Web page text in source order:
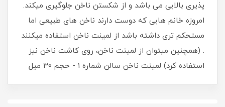
پذیری بالایی می باشد و از شکستن ناخن جلوگیری میکند.
امروزه خانم هایی که دوست دارند ناخن های طبیعی اما
مستحکم تری داشته باشد از لمینت ناخن استفاده میکنند
. (همچنین میتوان از لمینت ناخن، روی کاشت ناخن نیز
استفاده کرد) لمینت ناخن سالن شماره 1 - حجم 30 میل